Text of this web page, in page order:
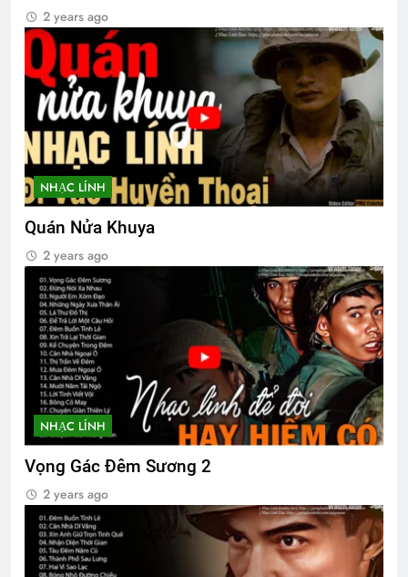
3 Years Ago
BÀI CA “NGƯỜI TỐT” (Lỗ Tấn)
3 Years Ago
CSVSQ Trần Quỳnh K20
Thơ Nhạc … của Đỗ Trọng Đạt K29
Thu Hường 34 bài nhạc lính
2 Years Ago
XIN GIẢI PHÓNG CON (Rabindranath
Phân Ưu CSVSQ Cao Văn Hải K25
2 years ago
NHẠC LÍNH
Quán Nửa Khuya
2 years ago
NHẠC LÍNH
Vọng Gác Đêm Sương 2
2 years ago